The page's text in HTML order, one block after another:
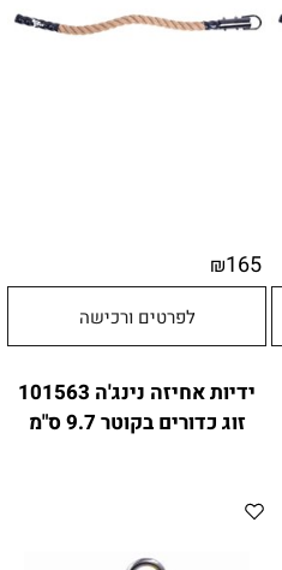
₪165
לפרטים ורכישה
ידיות אחיזה נינג'ה 101563
זוג כדורים בקוטר 9.7 ס"מ